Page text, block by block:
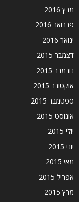
מרץ 2016
פברואר 2016
ינואר 2016
דצמבר 2015
נובמבר 2015
אוקטובר 2015
ספטמבר 2015
אוגוסט 2015
יולי 2015
יוני 2015
מאי 2015
אפריל 2015
מרץ 2015